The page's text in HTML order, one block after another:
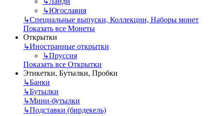
↳Югославия
↳Специальные выпуски, Коллекции, Наборы монет
Показать все Монеты
Открытки
↳Иностранные открытки
↳Пруссия
Показать все Открытки
Этикетки, Бутылки, Пробки
↳Банки
↳Бутылки
↳Мини-бутылки
↳Подставки (бирдекель)